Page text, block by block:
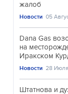
жалоб
Новости 05
Dana Gas
на
Иракском
Новости 28
Штатнова и